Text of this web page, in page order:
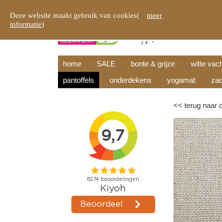
home SALE bonte & grijze witte
pantoffels
onderdekens yogamat
<<terug naar
Deze website maakt gebruik van cookies(
meer
informatie)